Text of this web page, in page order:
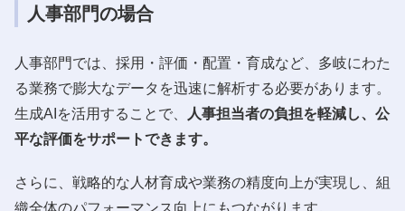
人事部門の場合
人事部門では、採用・評価・配置・育成など、多岐にわた
る業務で膨大なデータを迅速に解析する必要があります。
生成AIを活用することで、
人事担当者の負担を軽減し、公
平な評価をサポートできます。
さらに、戦略的な人材育成や業務の精度向上が実現し、組
織全体のパフォーマンス向上にもつながります。